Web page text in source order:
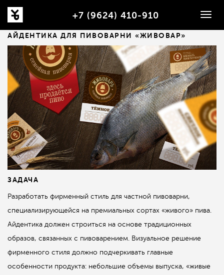
+7 (9624) 410-910
АЙДЕНТИКА ДЛЯ ПИВОВАРНИ «ЖИВОВАР»
ЗАДАЧА
Разработать фирменный стиль для частной пивоварни,
специализирующейся на премиальных сортах «живого» пива.
Айдентика должен строиться на основе традиционных
образов, связанных с пивоварением. Визуальное решение
фирменного стиля должно подчеркивать главные
особенности продукта: небольшие объемы выпуска, «живые